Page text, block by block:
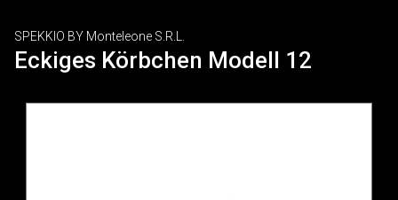
SPEKKIO BY Monteleone S.R.L.
Eckiges Körbchen Modell 12